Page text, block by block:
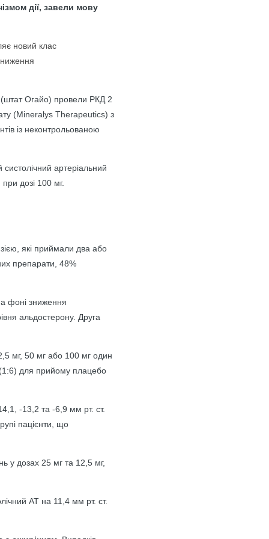
дії, завели мову
новий клас
(штат Огайо) провели РКД 2
(Mineralys Therapeutics) з
із неконтрольованою
артеріальний
дозі 100 мг.
які приймали два або
препарати, 48%
фоні зниження
альдостерону. Друга
мг, 50 мг або 100 мг один
(1:6) для прийому плацебо
-13,2 та -6,9 мм рт. ст.
пацієнти, що
у дозах 25 мг та 12,5 мг,
АТ на 11,4 мм рт. ст.